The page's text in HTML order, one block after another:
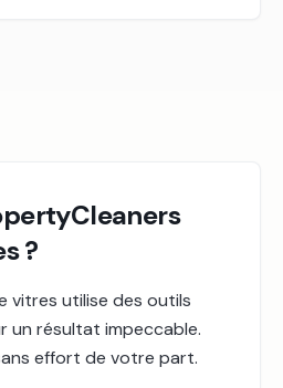
?
vitres utilise des outils
un résultat impeccable.
effort de votre part.